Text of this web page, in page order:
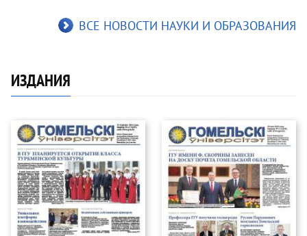
ВСЕ НОВОСТИ НАУКИ И ОБРАЗОВАНИЯ
ИЗДАНИЯ